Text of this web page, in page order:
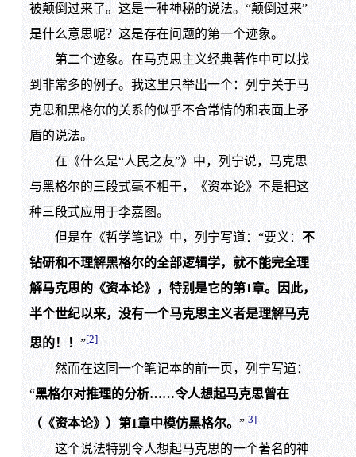
被颠倒过来了。这是一种神秘的说法。“颠倒过来”
是什么意思呢？这是存在问题的第一个迹象。
第二个迹象。在马克思主义经典著作中可以找
到非常多的例子。我这里只举出一个：列宁关于马
克思和黑格尔的关系的似乎不合常情的和表面上矛
盾的说法。
在《什么是“人民之友”》中，列宁说，马克思
与黑格尔的三段式毫不相干，《资本论》不是把这
种三段式应用于李嘉图。
但是在《哲学笔记》中，列宁写道：“要义： 不
钻研和不理解黑格尔的全部逻辑学，就不能完全理
解马克思的《资本论》，特别是它的第1章。因此，
半个世纪以来，没有一个马克思主义者是理解马克
思的！！ ”[2]
然而在这同一个笔记本的前一页，列宁写道：
“黑格尔对推理的分析……令人想起马克思曾在
（《资本论》）第1章中模仿黑格尔。 ”[3]
这个说法特别令人想起马克思的一个著名的神